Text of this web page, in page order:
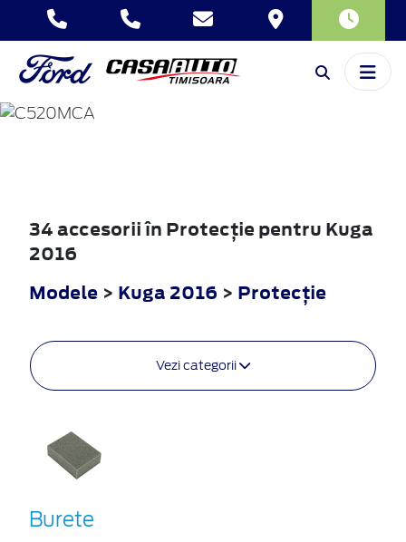
KUGA
34 accesorii în Protecţie pentru Kuga
2016
Modele > Kuga 2016 > Protecţie
Vezi categorii
Burete